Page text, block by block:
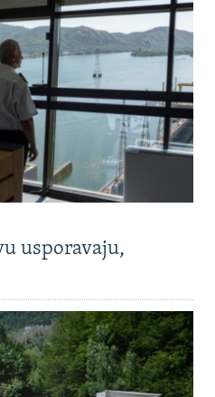
usporavaju,